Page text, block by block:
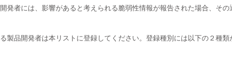
発者には、影響があると考えられる脆弱性情報が報告された場合、その
製品開発者は本リストに登録してください。登録種別には以下の２種類